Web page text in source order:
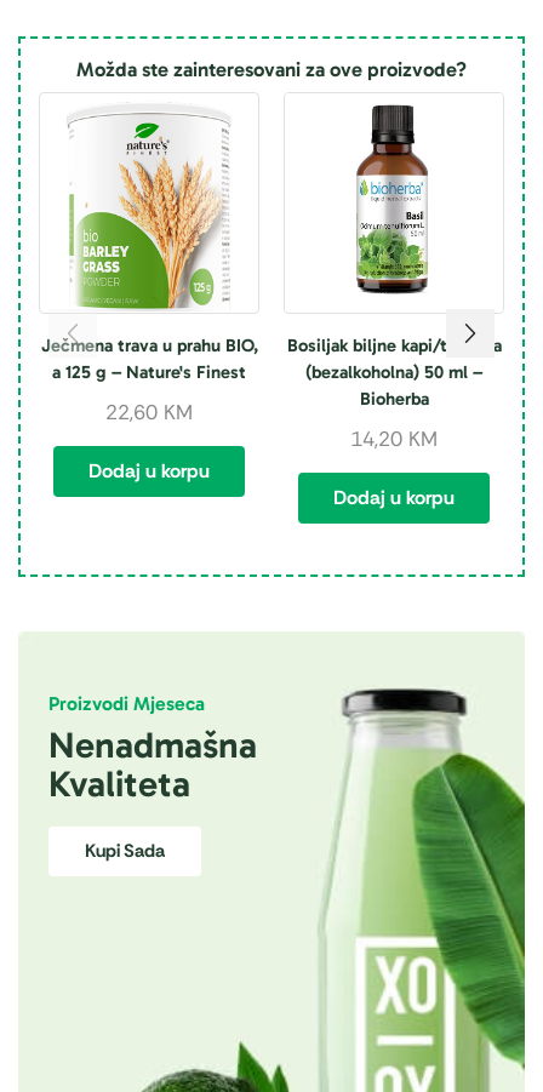
Možda ste zainteresovani za ove proizvode?
Ječmena trava u prahu BIO,
a 125 g – Nature's Finest
22,60 KM
Dodaj u korpu
Bosiljak biljne kapi/tinktura
(bezalkoholna) 50 ml –
Bioherba
14,20 KM
Dodaj u korpu
Proizvodi Mjeseca
Nenadmašna
Kvaliteta
Kupi Sada